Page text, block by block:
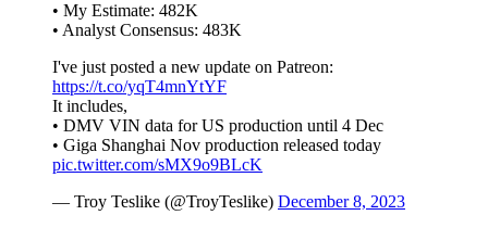
• My Estimate: 482K
• Analyst Consensus: 483K
I've just posted a new update on Patreon:
https://t.co/yqT4mnYtYF
It includes,
• DMV VIN data for US production until 4 Dec
• Giga Shanghai Nov production released today
pic.twitter.com/sMX9o9BLcK
— Troy Teslike (@TroyTeslike) December 8, 2023